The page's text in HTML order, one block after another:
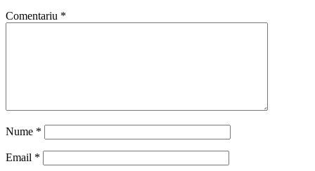
Comentariu *
Nume *
Email *